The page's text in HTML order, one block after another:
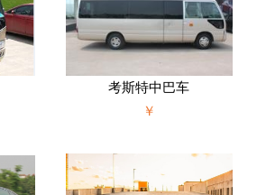
考斯特中巴车
￥
帮助中心